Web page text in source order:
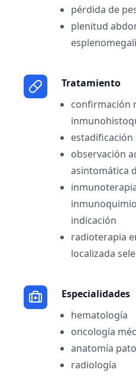
pérdida de
plenitud
Tratamiento
confirmación
estadificación
observación
asintomática
indicación
radioterapia
localizada
Especialidades
hematología
oncología
anatomía
radiología